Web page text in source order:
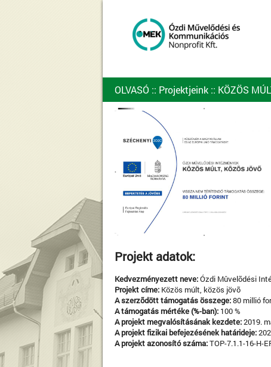
OLVASÓ :: Projektjeink :: KÖZÖS
Projekt adatok:
Kedvezményezett neve:Ózdi Mûvelõdési
Projekt címe: Közös múlt, közös jövõ
A szerzõdött támogatás összege:80 millió
A támogatás mértéke (%-ban): 100 %
A projekt megvalósításának kezdete:2019.
A projekt fizikai befejezésének határideje:
A projekt azonosító száma:TOP-7.1.1-16-H-